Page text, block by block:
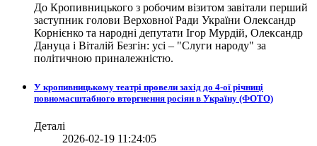
До Кропивницького з робочим візитом завітали перший
заступник голови Верховної Ради України Олександр
Корнієнко та народні депутати Ігор Мурдій, Олександр
Дануца і Віталій Безгін: усі – "Слуги народу" за
політичною приналежністю.
У кропивницькому театрі провели захід до 4-ої річниці
повномасштабного вторгнення росіян в Україну (ФОТО)
Деталі
2026-02-19 11:24:05